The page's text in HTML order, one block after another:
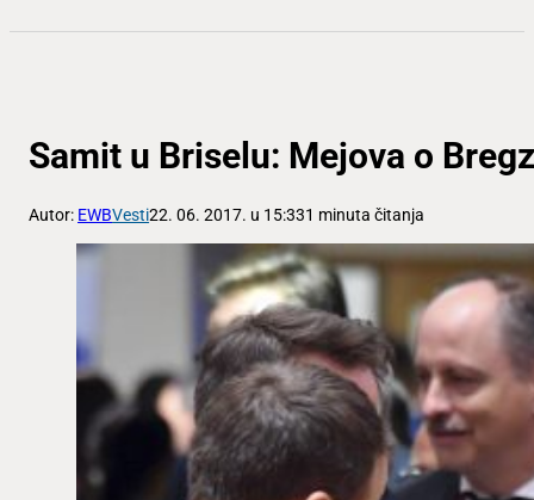
Samit u Briselu: Mejova o
Autor: EWBVesti22. 06. 2017. u 15:331 minuta čitanja